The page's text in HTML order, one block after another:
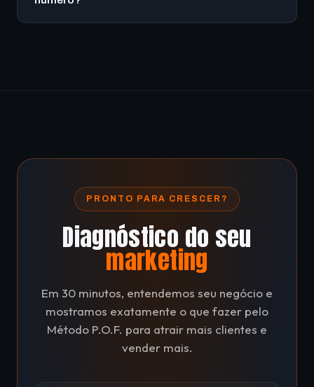
PRONTO PARA CRESCER?
Diagnóstico do seu
marketing
Em 30 minutos, entendemos seu negócio e
mostramos exatamente o que fazer pelo
Método P.O.F. para atrair mais clientes e
vender mais.